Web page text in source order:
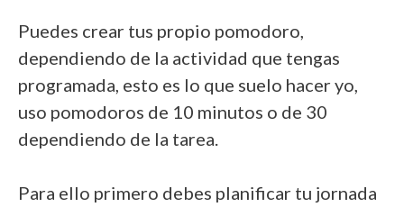
Puedes crear tus propio pomodoro,
dependiendo de la actividad que tengas
programada, esto es lo que suelo hacer yo,
uso pomodoros de 10 minutos o de 30
dependiendo de la tarea.
Para ello primero debes planificar tu jornada